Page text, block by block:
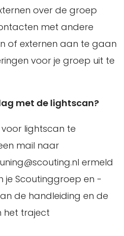
over de groep
met andere
of externen aan te gaan
voor je groep uit te
met de lightscan?
lightscan te
mail naar
ermeld
Scoutinggroep en -
de handleiding en de
het traject